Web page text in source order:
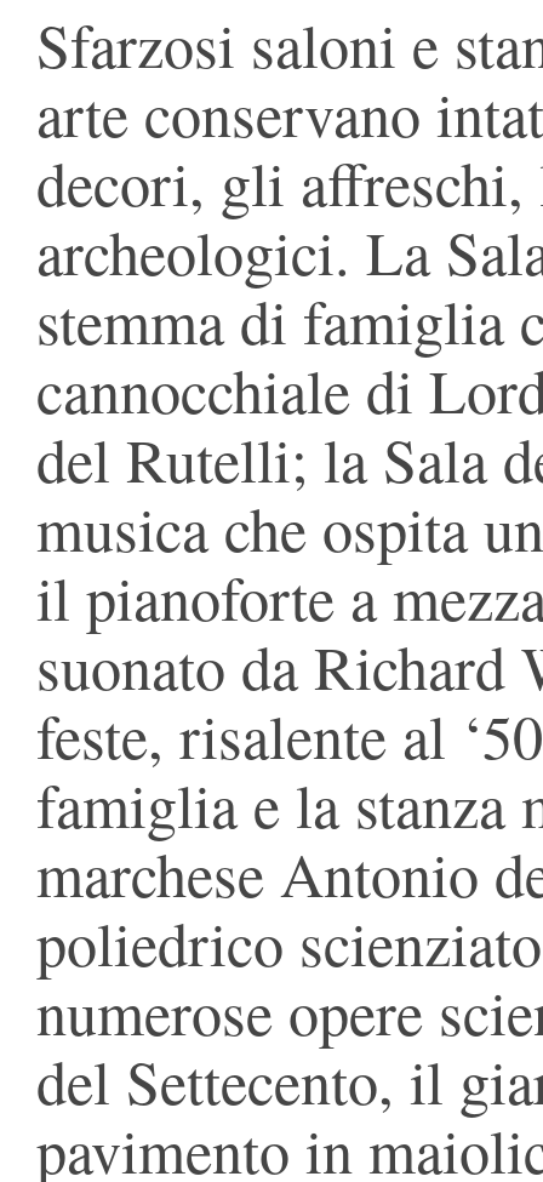
Sfarzosi saloni e
arte conservano
decori, gli
archeologici. La
stemma di famiglia
cannocchiale di
del Rutelli; la Sala
musica che ospita
il pianoforte a
suonato da Richard
feste, risalente al
famiglia e la stanza
marchese Antonio
poliedrico
numerose opere
del Settecento, il
pavimento in